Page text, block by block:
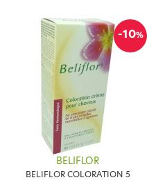
-10%
BELIFLOR
BELIFLOR COLORATION 5